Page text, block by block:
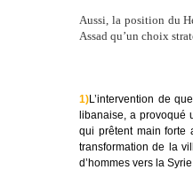
Aussi, la position du
Assad qu’un choix
1)L’intervention de
libanaise, a provoqué
qui prêtent main
transformation de la
d’hommes vers la